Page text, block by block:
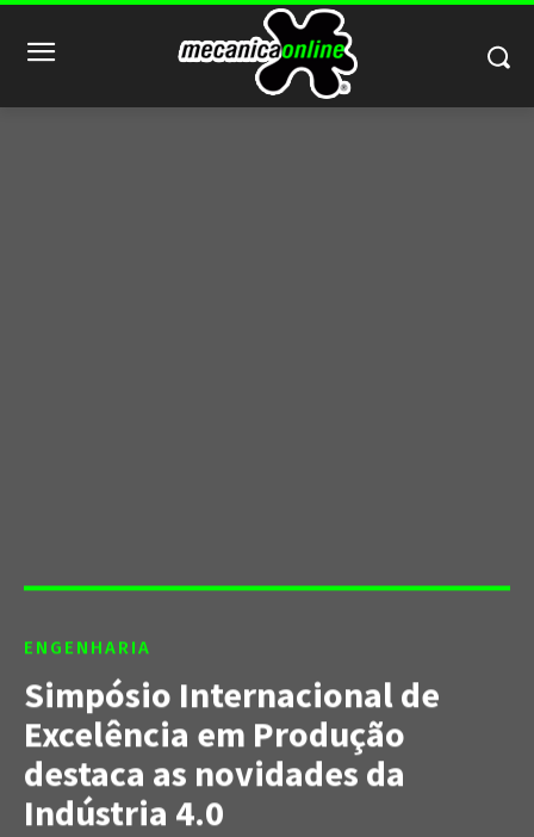
ENGENHARIA
Simpósio Internacional de
Excelência em Produção
destaca as novidades da
Indústria 4.0